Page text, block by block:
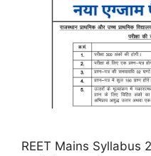
REET Mains Syllabus